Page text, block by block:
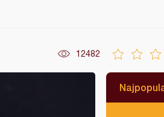
12482